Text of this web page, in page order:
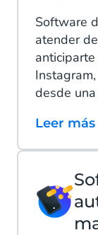
Software
atender
desde
Leer más